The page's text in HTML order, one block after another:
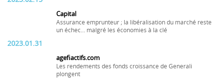
Capital
Assurance emprunteur ; la libéralisation du marché reste
un échec... malgré les économies à la clé
2023.01.31
agefiactifs.com
Les rendements des fonds croissance de Generali
plongent